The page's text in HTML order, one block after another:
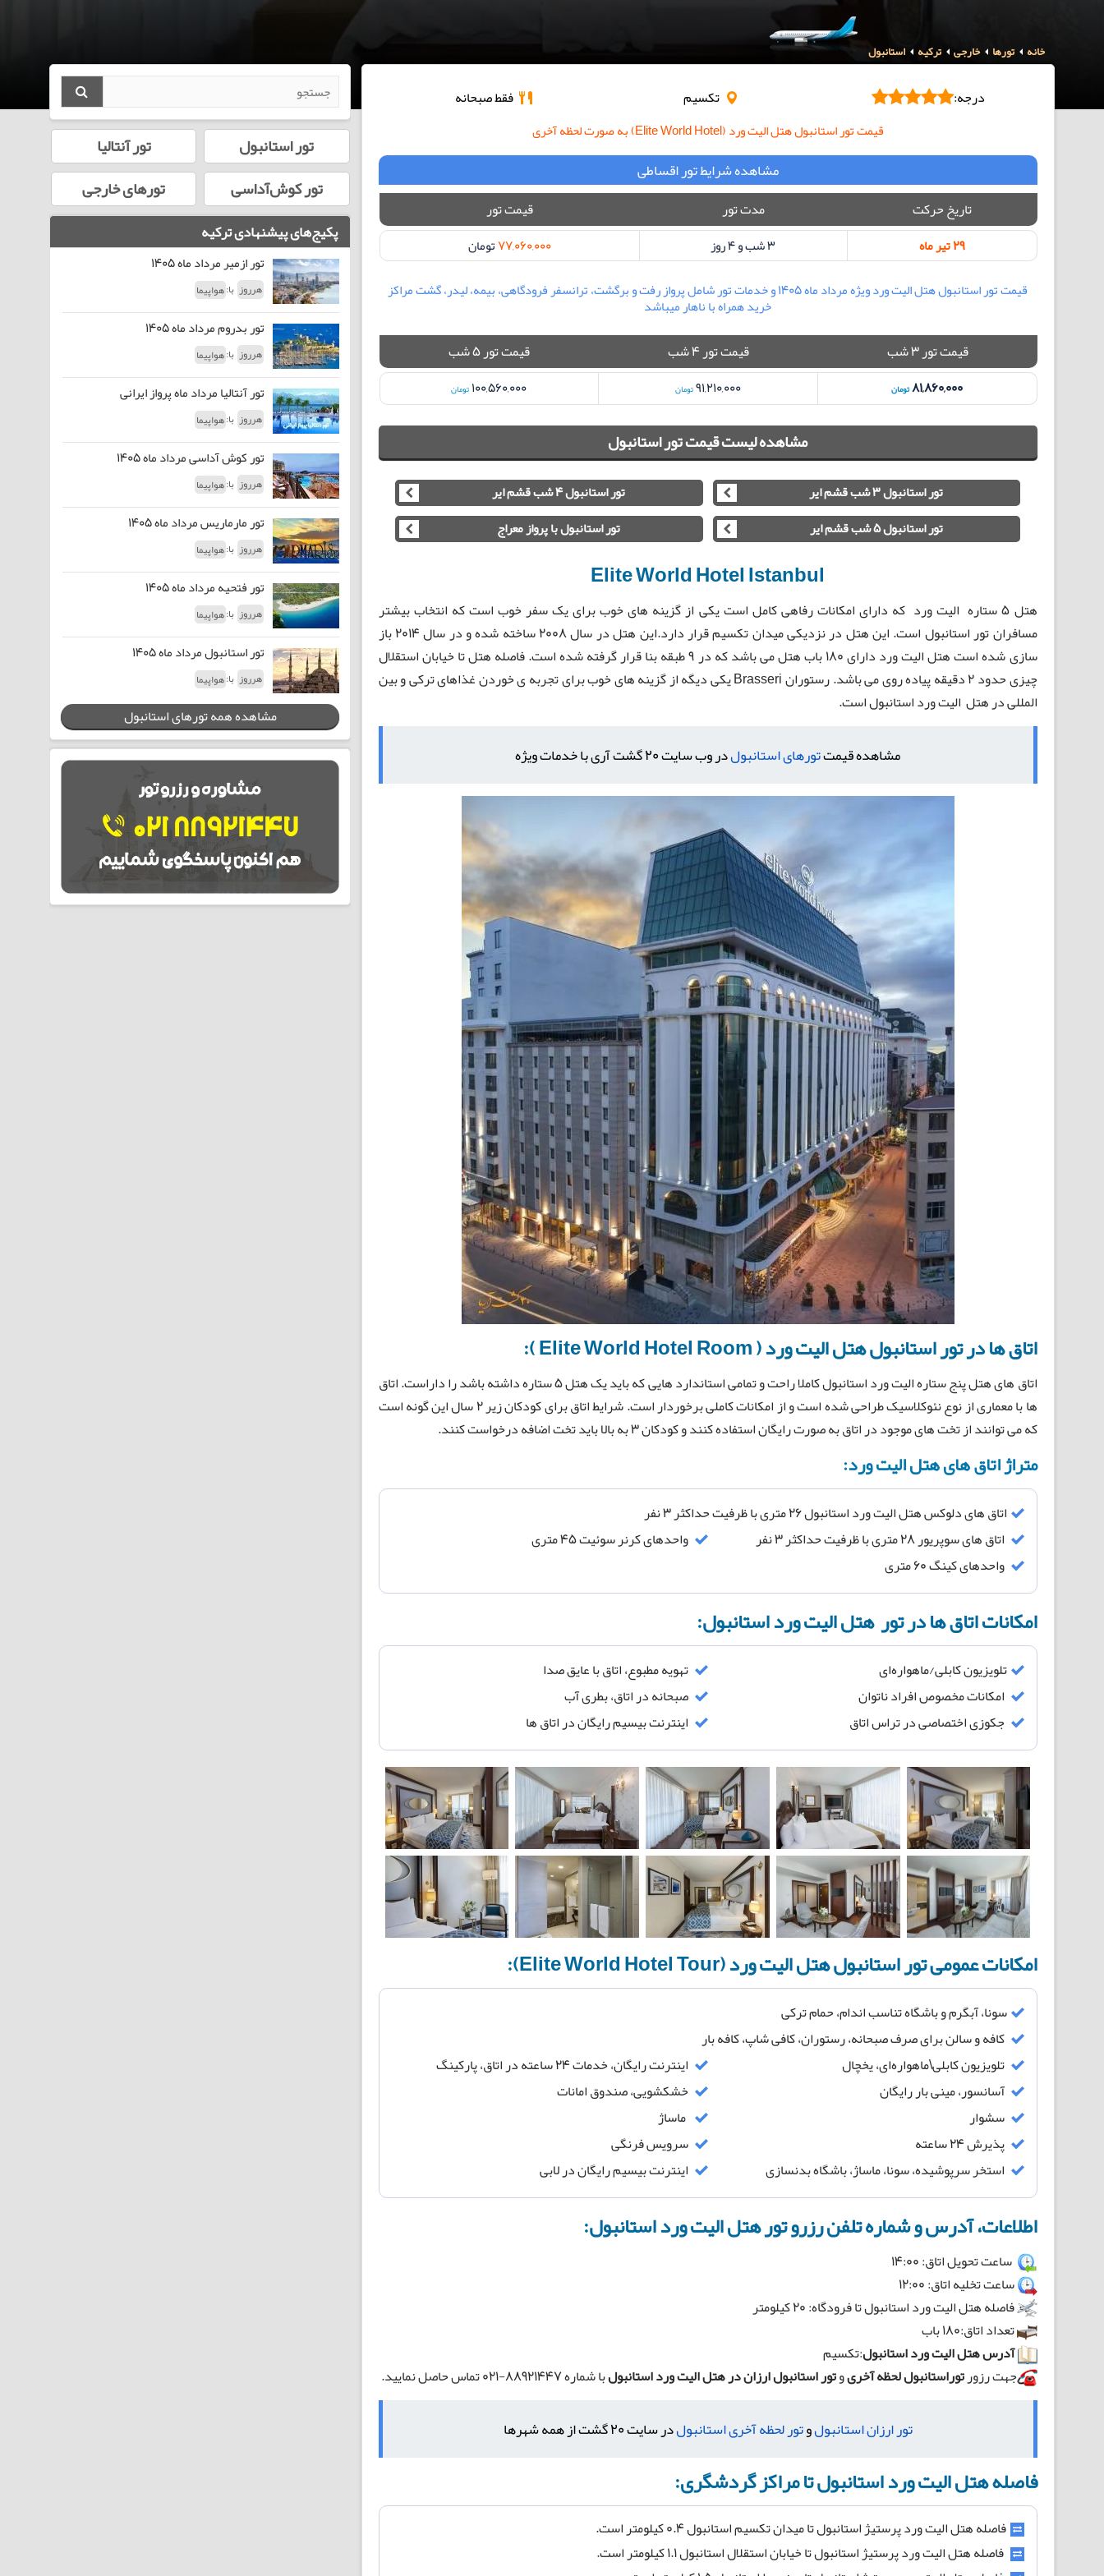
خانه تورها خارجی ترکیه استانبول
درجه: تکسیم فقط صبحانه
قیمت تور استانبول هتل الیت ورد (Elite World Hotel) به صورت لحظه آخری
مشاهده شرایط تور اقساطی
تاریخ حرکت مدت تور قیمت تور
29 تیر ماه 3 شب و 4 روز 77,060,000تومان
قیمت تور استانبول هتل الیت ورد ویژه مرداد ماه 1405 و خدمات تور شامل پرواز رفت و برگشت، ترانسفر فرودگاهی، بیمه، لیدر، گشت مراکز
خرید همراه با ناهار میباشد
قیمت تور 3 شب قیمت تور 4 شب قیمت تور 5 شب
81,860,000تومان 91,210,000تومان 100,560,000 تومان
مشاهده لیست قیمت تور استانبول
تور استانبول 3 شب قشم ایر
تور استانبول 4 شب قشم ایر
تور استانبول 5 شب قشم ایر
تور استانبول با پرواز معراج
Elite World Hotel Istanbul
هتل 5 ستاره الیت ورد که دارای امکانات رفاهی کامل است یکی از گزینه های خوب برای یک سفر خوب است که انتخاب بیشتر
مسافران تور استانبول است. این هتل در نزدیکی میدان تکسیم قرار دارد.این هتل در سال 2008 ساخته شده و در سال 2014 باز
سازی شده است هتل الیت ورد دارای 180 باب هتل می باشد که در 9 طبقه بنا قرار گرفته شده است. فاصله هتل تا خیابان استقلال
چیزی حدود 2 دقیقه پیاده روی می باشد. رستوران Brasseri یکی دیگه از گزینه های خوب برای تجربه ی خوردن غذاهای ترکی و بین
المللی در هتل الیت ورد استانبول است.
مشاهده قیمتتورهای استانبولدر وب سایت 20 گشت آری با خدمات ویژه
اتاق ها در تور استانبول هتل الیت ورد ( Elite World Hotel Room ):
اتاق های هتل پنج ستاره الیت ورد استانبول کاملا راحت و تمامی استاندارد هایی که باید یک هتل 5 ستاره داشته باشد را داراست. اتاق
ها با معماری از نوع نئوکلاسیک طراحی شده است و از امکانات کاملی برخوردار است. شرایط اتاق برای کودکان زیر 2 سال این گونه است
که می توانند از تخت های موجود در اتاق به صورت رایگان استفاده کنند و کودکان 3 به بالا باید تخت اضافه درخواست کنند.
متراژ اتاق های هتل الیت ورد:
اتاق های دلوکس هتل الیت ورد استانبول 26 متری با ظرفیت حداکثر 3 نفر
اتاق های سوپریور 28 متری با ظرفیت حداکثر 3 نفر
واحدهای کرنر سوئیت 45 متری
واحدهای کینگ 60 متری
امکانات اتاق ها در تور هتل الیت ورد استانبول:
تلویزیون کابلی/ماهواره‌ای
تهویه مطبوع، اتاق با عایق صدا
امکانات مخصوص افراد ناتوان
صبحانه در اتاق، بطری آب
جکوزی اختصاصی در تراس اتاق
اینترنت بیسیم رایگان در اتاق ها
امکانات عمومی تور استانبول هتل الیت ورد (Elite World Hotel Tour):
سونا، آبگرم و باشگاه تناسب اندام، حمام ترکی
کافه و سالن برای صرف صبحانه، رستوران، کافی شاپ، کافه بار
تلویزیون کابلی\ماهواره‌ای، یخچال
اینترنت رایگان، خدمات 24 ساعته در اتاق، پارکینگ
آسانسور، مینی بار رایگان
خشکشویی، صندوق امانات
سشوار
ماساژ
پذیرش 24 ساعته
سرویس فرنگی
استخر سرپوشیده، سونا، ماساژ، باشگاه بدنسازی
اینترنت بیسیم رایگان در لابی
اطلاعات، آدرس و شماره تلفن رزرو تور هتل الیت ورد استانبول:
ساعت تحویل اتاق: 14:00
ساعت تخلیه اتاق: 12:00
فاصله هتل الیت ورد استانبول تا فرودگاه: 20 کیلومتر
تعداد اتاق:180 باب
آدرس هتل الیت ورد استانبول:تکسیم
جهت رزورتوراستانبول لحظه آخریوتور استانبول ارزان درهتل الیت ورد استانبولبا شماره 88921447-021 تماس حاصل نمایید.
تور ارزان استانبولوتور لحظه آخری استانبولدر سایت 20 گشت از همه شهرها
فاصله هتل الیت ورد استانبول تا مراکز گردشگری:
فاصله هتل الیت ورد پرستیژ استانبول تا میدان تکسیم استانبول ۰.۴ کیلومتر است.
فاصله هتل الیت ورد پرستیژ استانبول تا خیابان استقلال استانبول ۱.۱ کیلومتر است.
تور استانبول
تور آنتالیا
تور کوش‌آداسی
تورهای خارجی
پکیج‌های پیشنهادی ترکیه
تور ازمیر مرداد ماه 1405
هرروز با:هواپیما
تور بدروم مرداد ماه 1405
هرروز با:هواپیما
تور آنتالیا مرداد ماه پرواز ایرانی
هرروز با:هواپیما
تور کوش آداسی مرداد ماه 1405
هرروز با:هواپیما
تور مارماریس مرداد ماه 1405
هرروز با:هواپیما
تور فتحیه مرداد ماه 1405
هرروز با:هواپیما
تور استانبول مرداد ماه 1405
هرروز با:هواپیما
مشاهده همه تورهای استانبول